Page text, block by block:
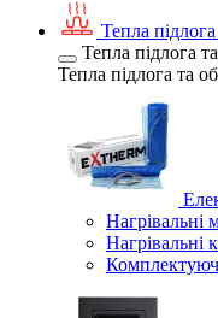
Тепла підлога
Тепла підлога та
Тепла підлога та
Нагрівальні
Нагрівальні